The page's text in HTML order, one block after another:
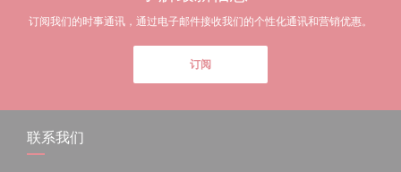
订阅我们的时事通讯，通过电子邮件接收我们的个性化通讯和营销优惠。
订阅
联系我们